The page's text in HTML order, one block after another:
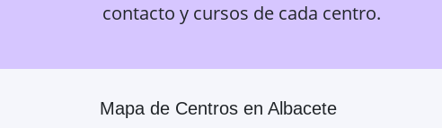
contacto y cursos de cada centro.
Mapa de Centros en Albacete